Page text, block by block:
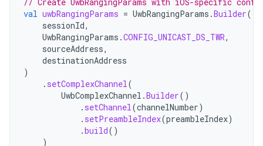
val uwbRangingParams = UwbRangingParams .Builder(
sessionId,
UwbRangingParams .CONFIG_UNICAST_DS_TWR,
sourceAddress,
destinationAddress
)
. setComplexChannel (
UwbComplexChannel .Builder()
. setChannel (channelNumber)
. setPreambleIndex(preambleIndex)
.build()
)